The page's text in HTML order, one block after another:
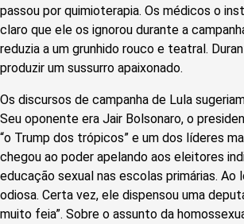
passou por quimioterapia. Os médicos o
claro que ele os ignorou durante a
reduzia a um grunhido rouco e teatral.
produzir um sussurro apaixonado.
Os discursos de campanha de Lula
Seu oponente era Jair Bolsonaro, o
“o Trump dos trópicos” e um dos líderes
chegou ao poder apelando aos eleitores
educação sexual nas escolas primárias.
odiosa. Certa vez, ele dispensou uma
muito feia”. Sobre o assunto da